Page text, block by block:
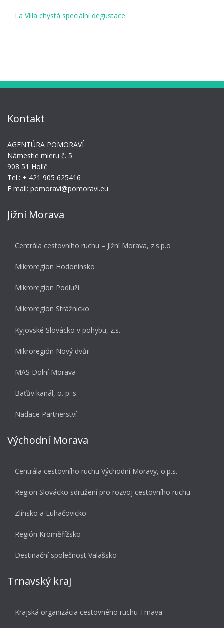
La Villa chystá speciální degustace
Kontakt
AGENTÚRA POMORAVÍ
Námestie mieru č. 5
908 51 Holíč
Tel.: + 421 905 625416
E mail: pomoravi@pomoravi.eu
Jižní Morava
Centrála cestovního ruchu – Jižní Morava, z.s.p.o
Mikroregion Hodonínsko
Mikroregion Podluží
Mikroregion Strážnicko
Kyjovské Slovácko v pohybu, z.s.
Mikroregión Nový dvůr
MAS Dolní Morava
Baťův kanál, o. p. s
Nadace Partnerství
Východní Morava
Centrála cestovního ruchu Východní Moravy, o.p.s.
Region Slovácko sdružení pro rozvoj cestovního ruchu
Zlínsko a Luhačovicko
Región Kroměřížsko
Destinační společnost Valašsko
Trnavský kraj
Krajská organizácia cestovného ruchu Trnava